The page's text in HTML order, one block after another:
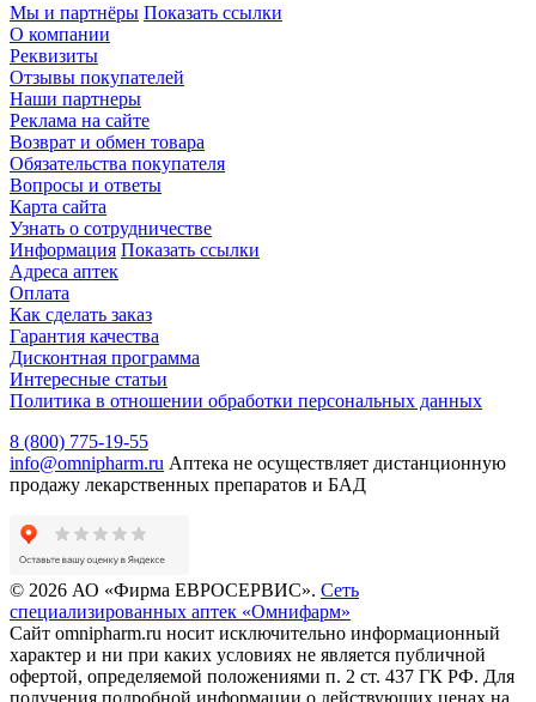
Мы и партнёры Показать ссылки
О компании
Реквизиты
Отзывы покупателей
Наши партнеры
Реклама на сайте
Возврат и обмен товара
Обязательства покупателя
Вопросы и ответы
Карта сайта
Узнать о сотрудничестве
Информация Показать ссылки
Адреса аптек
Оплата
Как сделать заказ
Гарантия качества
Дисконтная программа
Интересные статьи
Политика в отношении обработки персональных данных
8 (800) 775-19-55
info@omnipharm.ru Аптека не осуществляет дистанционную
продажу лекарственных препаратов и БАД
© 2026 АО «Фирма ЕВРОСЕРВИС». Сеть
специализированных аптек «Омнифарм»
Сайт omnipharm.ru носит исключительно информационный
характер и ни при каких условиях не является публичной
офертой, определяемой положениями п. 2 ст. 437 ГК РФ. Для
получения подробной информации о действующих ценах на